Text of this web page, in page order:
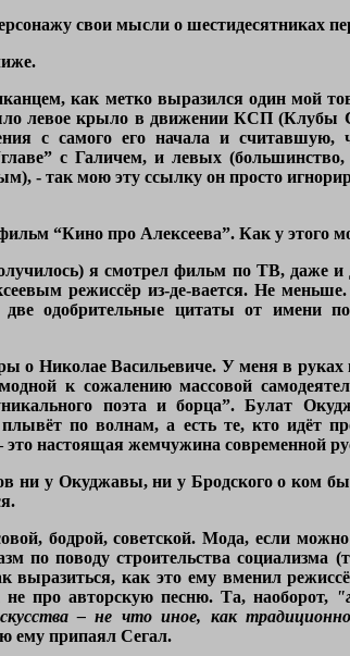
свои мысли о шестидесятниках
как метко выразился один мой
левое крыло в движении КСП (Клубы
с самого его начала и
с Галичем, и левых (большинство,
- так мою эту ссылку он просто
“Кино про Алексеева”. Как у этого
я смотрел фильм по ТВ, даже
режиссёр из-де-вается. Не
одобрительные цитаты от имени
о Николае Васильевиче. У меня в руках
к сожалению массовой
поэта и борца”. Булат
по волнам, а есть те, кто идёт
настоящая жемчужина современной
ни у Окуджавы, ни у Бродского о ком
бодрой, советской. Мода, если
по поводу строительства социализма
выразиться, как это ему вменил
не про авторскую песню. Та, наоборот,
– не что иное, как
ему припаял Сегал.